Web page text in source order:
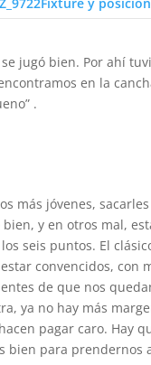
jugó bien. Por ahí
en la
.
más jóvenes,
y en otros mal,
seis puntos. El
convencidos, con
de que nos
ya no hay más
pagar caro. Hay
bien para prendernos